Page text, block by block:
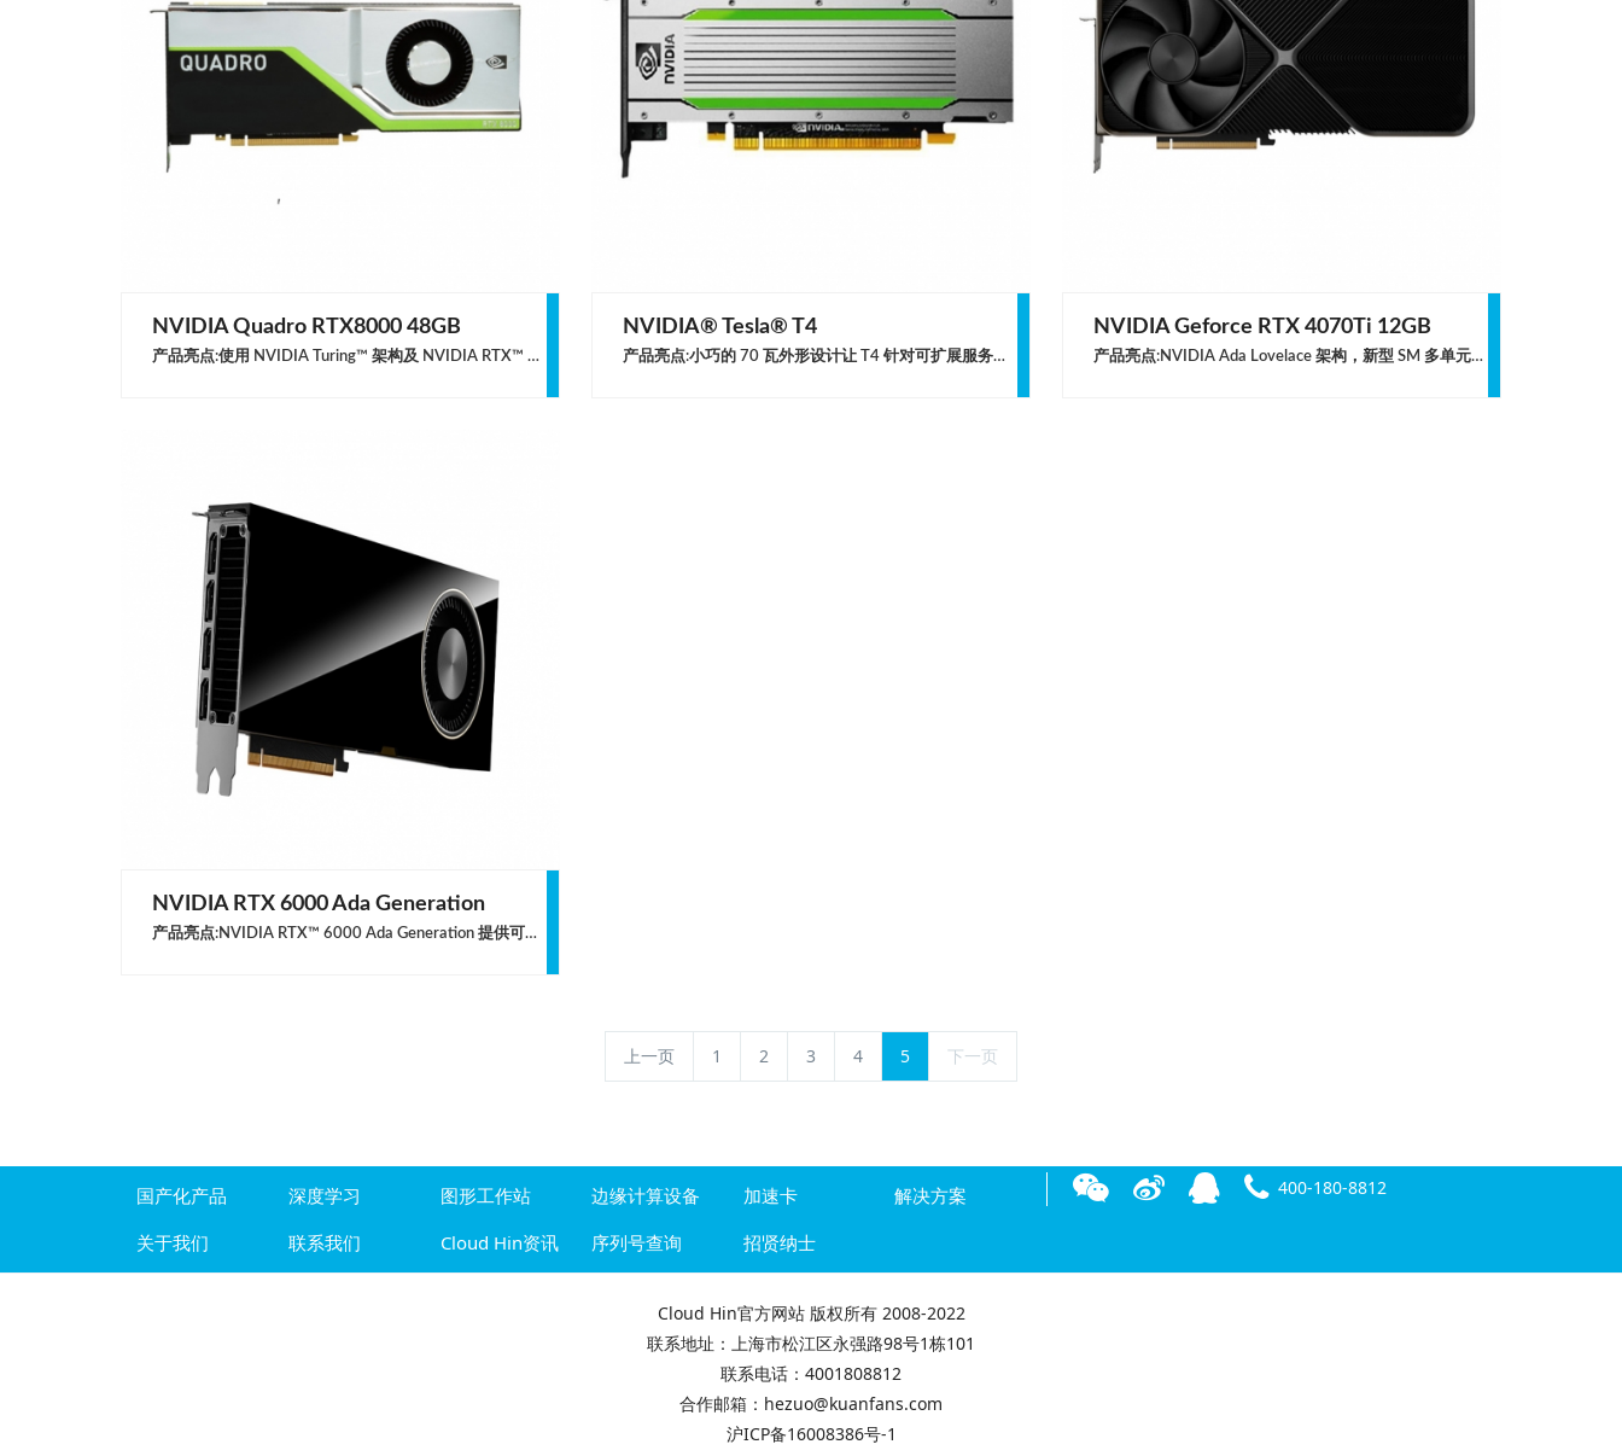
NVIDIA Quadro RTX8000 48GB
产品亮点:使用 NVIDIA Turing™ 架构及 NVIDIA RTX™ 平台，为专业工作流程带来计算机绘图领域十余年来重大的进步。具有72个用于即时光线追踪的RT核心和用于AI增强工作流程的576个Tensor核心，可实现超过130 TFLOPS的深度学习效能。采用48 GB GDDR6内存，可通过 NVIDIA NVLink 技术扩展至96 GB，可适用于大容量内存需求的高负载工作Virt
NVIDIA® Tesla® T4
产品亮点:小巧的 70 瓦外形设计让 T4 针对可扩展服务器进行了优化，能效相比 CPU 提高了50 倍之多，大大降低了运营成本。过去两年， NVIDIA 推理平台的性能提高了 10 多倍，仍然是具有超高能效的分布式 AI 训练和推理解决方案。NVIDIA T4 数据中心 GPU是完美适用于分布式计算环境的通用加速器。革命性的多精度性能可加速深度学习以及机器学习训练和推理、视频转码和虚拟桌面。 T
NVIDIA Geforce RTX 4070Ti 12GB
产品亮点:NVIDIA Ada Lovelace 架构，新型 SM 多单元流处理器，性能功耗比最高提升至 2 倍第四代 Tensor Core，与仅使用传统的图像渲染方式相比，采用 DLSS 3 时，性能最高提升至 4 倍第三代 RT Core，光线追踪性能最高提升至 2 倍Ada 架构能够充分释放光线追踪的强大优势，可模拟真实世界中的光线特性规格参数 核心规格Ada Lovelace CORE-
NVIDIA RTX 6000 Ada Generation
产品亮点:NVIDIA RTX™ 6000 Ada Generation 提供可应对专业工作流程挑战的必备功能与效能。采用 NVIDIA Ada Lovelace 架构，结合第三代 RT 核心、第四代 Tensor 核心和下一代 CUDA® 核心，并搭载 48 GB 的显示适配器内存，能提供更强的渲染、人工智能、绘图及运算效能。规格参数GPU 架构NVIDIA Ada Lovelace 架构CUD
上一页 1 2 3 4 5 下一页
国产化产品 深度学习 图形工作站 边缘计算设备 加速卡
解决方案
关于我们
联系我们 Cloud Hin资讯 序列号查询 招贤纳士
400-180-8812
Cloud Hin官方网站 版权所有 2008-2022
联系地址：上海市松江区永强路98号1栋101
联系电话：4001808812
合作邮箱：hezuo@kuanfans.com
沪ICP备16008386号-1